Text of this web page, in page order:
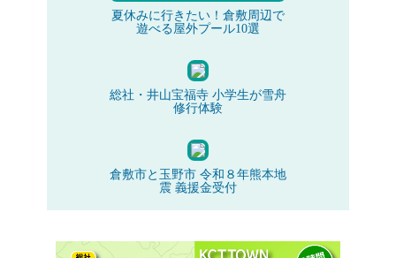
夏休みに行きたい！倉敷周辺で
遊べる屋外プール10選
総社・井山宝福寺 小学生が雪舟
修行体験
倉敷市と玉野市 令和８年熊本地
震 義援金受付